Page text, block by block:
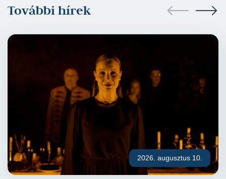
További hírek
2026. augusztus 10.